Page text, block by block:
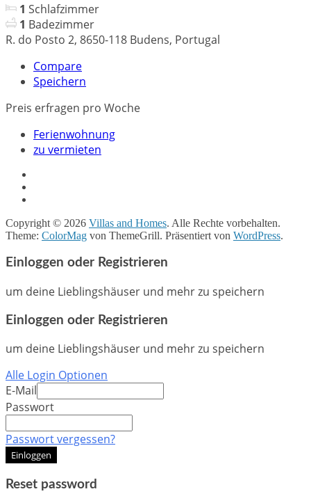
1 Schlafzimmer
1 Badezimmer
R. do Posto 2, 8650-118 Budens, Portugal
Compare
Speichern
Preis erfragen pro Woche
Ferienwohnung
zu vermieten
Copyright © 2026 Villas and Homes. Alle Rechte vorbehalten.
Theme: ColorMag von ThemeGrill. Präsentiert von WordPress.
Einloggen oder Registrieren
um deine Lieblingshäuser und mehr zu speichern
Einloggen oder Registrieren
um deine Lieblingshäuser und mehr zu speichern
Alle Login Optionen
E-Mail
Passwort
Passwort vergessen?
Einloggen
Reset password